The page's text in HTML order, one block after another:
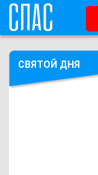
СВЯТОЙ ДНЯ